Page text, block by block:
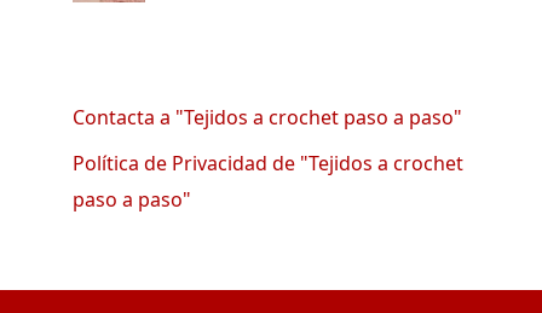
Contacta a "Tejidos a crochet paso a paso"
Política de Privacidad de "Tejidos a crochet
paso a paso"